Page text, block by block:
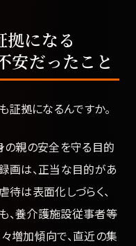
拠になる
安だったこと
証拠になるんですか。
の親の安全を守る目的
画は、正当な目的があ
待は表面化しづらく、
、養介護施設従事者等
増加傾向で、直近の集